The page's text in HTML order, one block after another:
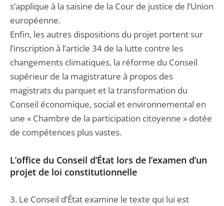
s’applique à la saisine de la Cour de justice de l’Union
européenne.
Enfin, les autres dispositions du projet portent sur
l’inscription à l’article 34 de la lutte contre les
changements climatiques, la réforme du Conseil
supérieur de la magistrature à propos des
magistrats du parquet et la transformation du
Conseil économique, social et environnemental en
une « Chambre de la participation citoyenne » dotée
de compétences plus vastes.
L’office du Conseil d’État lors de l’examen d’un
projet de loi constitutionnelle
3. Le Conseil d’État examine le texte qui lui est